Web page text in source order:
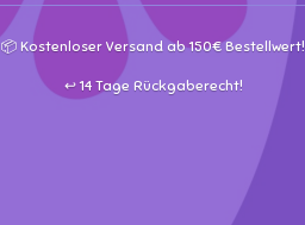
📦 Kostenloser Versand ab 150€ Bestellwert!
↩️ 14 Tage Rückgaberecht!